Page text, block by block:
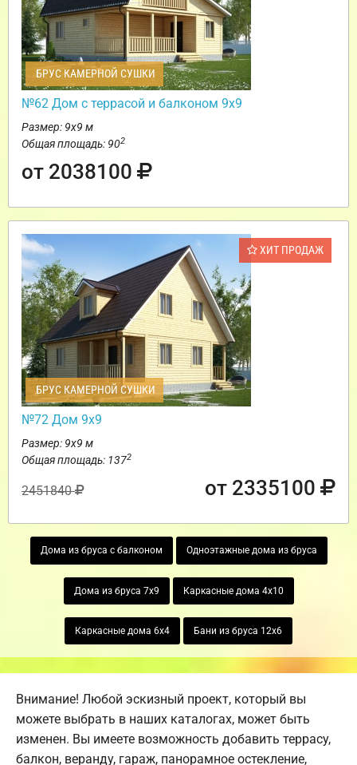
БРУС КАМЕРНОЙ СУШКИ
№62 Дом c террасой и балконом 9х9
Размер: 9х9 м
Общая площадь: 902
от 2038100
ХИТ ПРОДАЖ
БРУС КАМЕРНОЙ СУШКИ
№72 Дом 9х9
Размер: 9х9 м
Общая площадь: 1372
2451840 от 2335100
Дома из бруса с балконом Одноэтажные дома из бруса
Дома из бруса 7х9 Каркасные дома 4х10
Каркасные дома 6х4 Бани из бруса 12х6
Внимание! Любой эскизный проект, который вы
можете выбрать в наших каталогах, может быть
изменен. Вы имеете возможность добавить террасу,
балкон, веранду, гараж, панорамное остекление,